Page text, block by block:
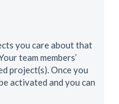
you care about that
team members’
project(s). Once you
activated and you can